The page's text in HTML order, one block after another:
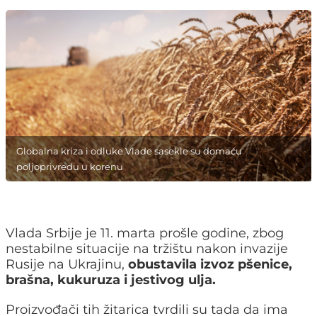
Globalna kriza i odluke Vlade sasekle su domaću
poljoprivredu u korenu
Vlada Srbije je 11. marta prošle godine, zbog
nestabilne situacije na tržištu nakon invazije
Rusije na Ukrajinu, obustavila izvoz pšenice,
brašna, kukuruza i jestivog ulja.
Proizvođači tih žitarica tvrdili su tada da ima